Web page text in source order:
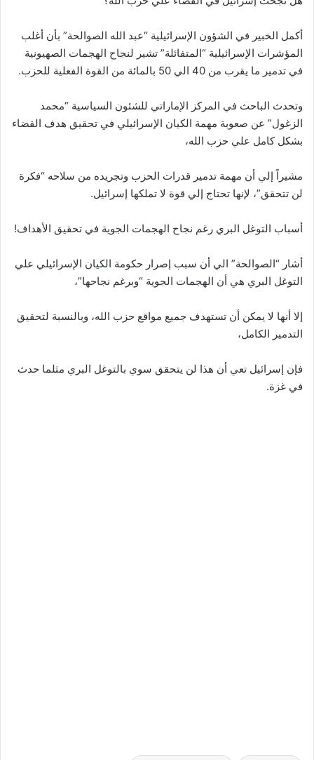
أكمل الخبير في الشؤون الإسرائيلية “عبد الله الصوالحة” بأن أغلب
المؤشرات الإسرائيلية “المتفائلة” تشير لنجاح الهجمات الصهيونية
في تدمير ما يقرب من 40 الي 50 بالمائة من القوة الفعلية للحزب.
وتحدث الباحث في المركز الإماراتي للشئون السياسية “محمد
الزغول” عن صعوبة مهمة الكيان الإسرائيلي في تحقيق هدف القضاء
بشكل كامل علي حزب الله،
مشيراً إلي أن مهمة تدمير قدرات الحزب وتجريده من سلاحه “فكرة
لن تتحقق”، لإنها تحتاج إلي قوة لا تملكها إسرائيل.
أسباب التوغل البري رغم نجاح الهجمات الجوية في تحقيق الأهداف!
أشار “الصوالحة” الي أن سبب إصرار حكومة الكيان الإسرائيلي علي
التوغل البري هي أن الهجمات الجوية “وبرغم نجاحها”،
إلا أنها لا يمكن أن تستهدف جميع مواقع حزب الله، وبالنسبة لتحقيق
التدمير الكامل،
فإن إسرائيل تعي أن هذا لن يتحقق سوي بالتوغل البري مثلما حدث
في غزة.